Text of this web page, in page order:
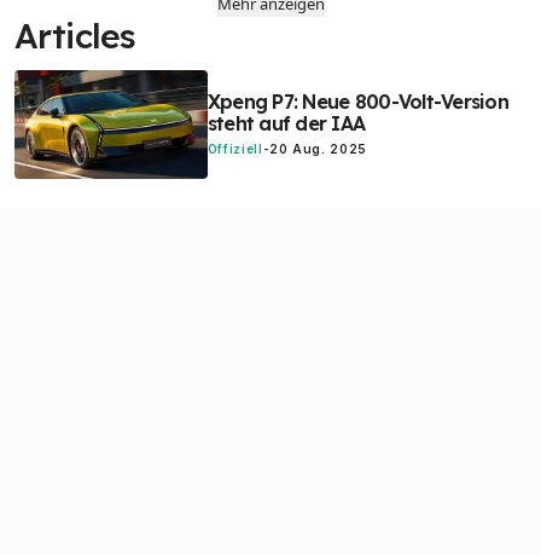
Articles
Xpeng P7: Neue 800-Volt-Version
steht auf der IAA
Offiziell -20 Aug. 2025